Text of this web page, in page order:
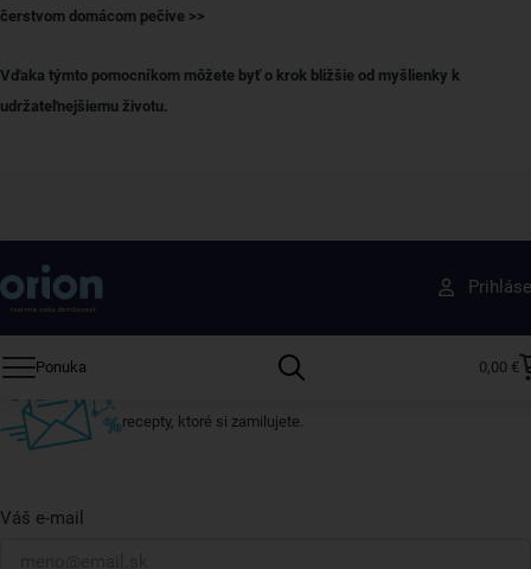
čerstvom domácom pečive >>
Vďaka týmto pomocníkom môžete byť o krok bližšie od myšlienky k
udržateľnejšiemu životu.
Ponuka 0,00 €
Získajte rady, recepty a tipy na zľavy skôr ako
ktokoľvek iný
Prihláste sa k odberu nášho newslettera.
recepty, ktoré si zamilujete.
Váš e-mail